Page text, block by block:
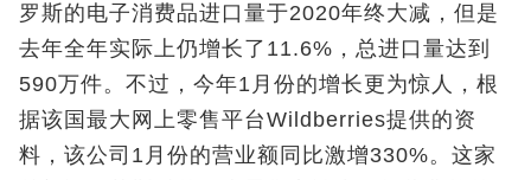
罗斯的电子消费品进口量于2020年终大减，但是
去年全年实际上仍增长了11.6%，总进口量达到
590万件。不过，今年1月份的增长更为惊人，根
据该国最大网上零售平台Wildberries提供的资
料，该公司1月份的营业额同比激增330%。这家